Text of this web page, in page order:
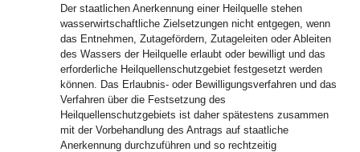
Der staatlichen Anerkennung einer Heilquelle stehen
wasserwirtschaftliche Zielsetzungen nicht entgegen, wenn
das Entnehmen, Zutagefördern, Zutageleiten oder Ableiten
des Wassers der Heilquelle erlaubt oder bewilligt und das
erforderliche Heilquellenschutzgebiet festgesetzt werden
können. Das Erlaubnis- oder Bewilligungsverfahren und das
Verfahren über die Festsetzung des
Heilquellenschutzgebiets ist daher spätestens zusammen
mit der Vorbehandlung des Antrags auf staatliche
Anerkennung durchzuführen und so rechtzeitig